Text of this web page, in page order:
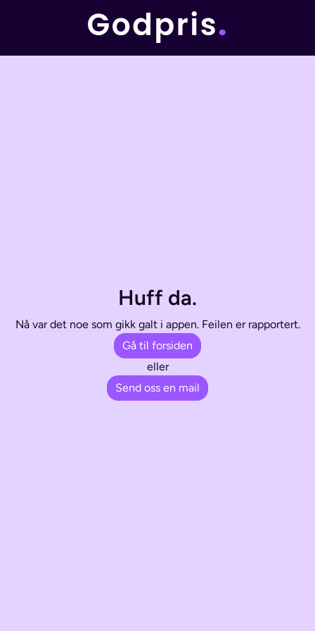
Huff da.
Nå var det noe som gikk galt i appen. Feilen er rapportert.
Gå til forsiden
eller
Send oss en mail